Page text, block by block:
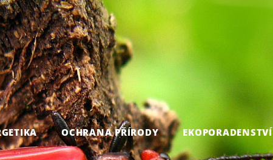
OCHRANA PŘÍRODY EKOPORADENSTVÍ